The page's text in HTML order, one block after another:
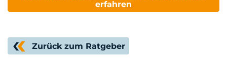
erfahren
Zurück zum Ratgeber